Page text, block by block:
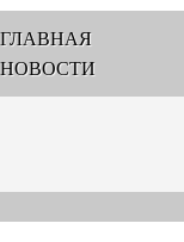
ГЛАВНАЯ
НОВОСТИ